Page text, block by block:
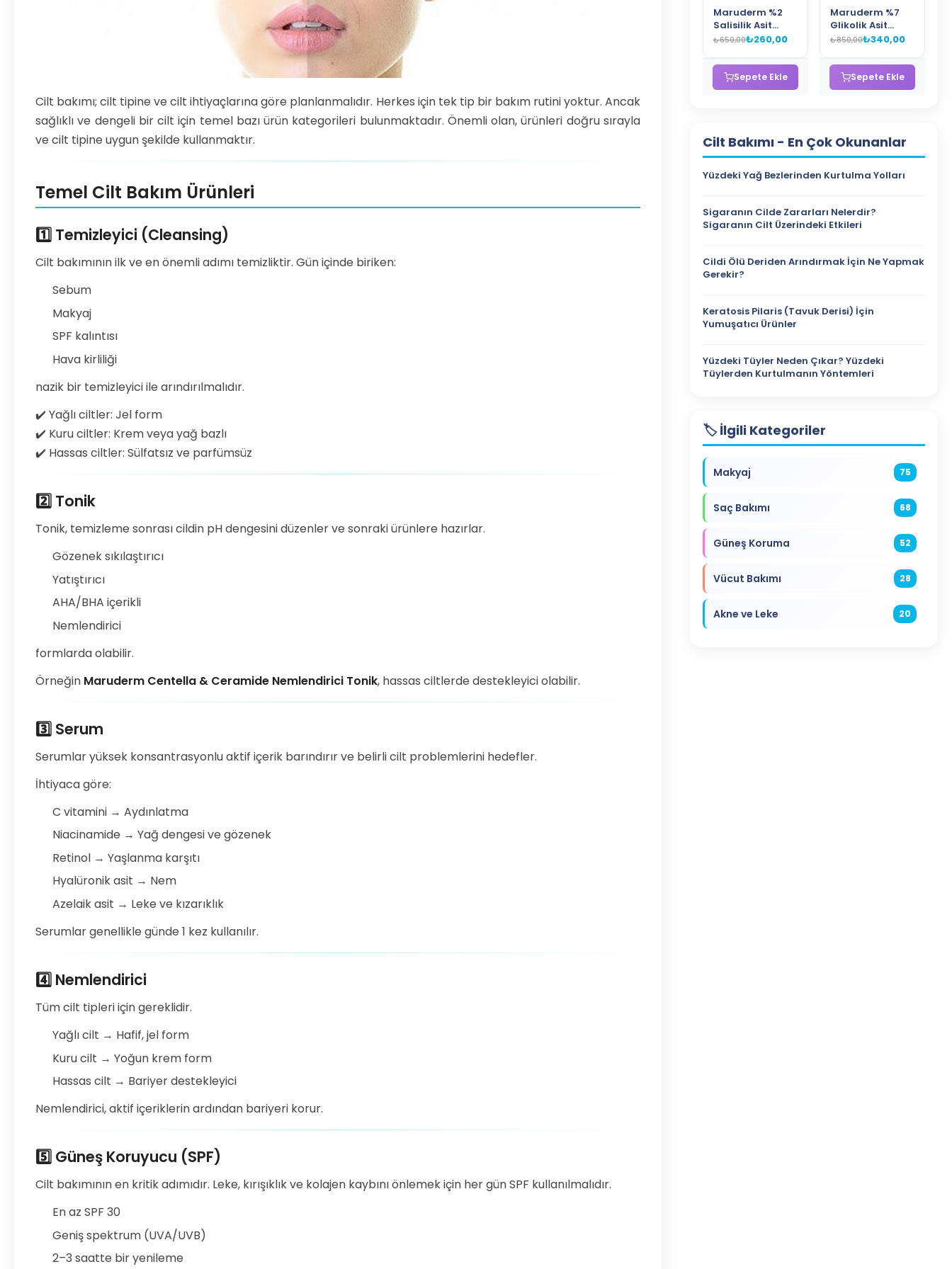
Cilt bakımı; cilt tipine ve cilt ihtiyaçlarına göre planlanmalıdır. Herkes için tek tip bir bakım rutini yoktur. Ancak
sağlıklı ve dengeli bir cilt için temel bazı ürün kategorileri bulunmaktadır. Önemli olan, ürünleri doğru sırayla
ve cilt tipine uygun şekilde kullanmaktır.
Temel Cilt Bakım Ürünleri
1️⃣ Temizleyici (Cleansing)
Cilt bakımının ilk ve en önemli adımı temizliktir. Gün içinde biriken:
Sebum
Makyaj
SPF kalıntısı
Hava kirliliği
nazik bir temizleyici ile arındırılmalıdır.
✔️ Yağlı ciltler: Jel form
✔️ Kuru ciltler: Krem veya yağ bazlı
✔️ Hassas ciltler: Sülfatsız ve parfümsüz
2️⃣ Tonik
Tonik, temizleme sonrası cildin pH dengesini düzenler ve sonraki ürünlere hazırlar.
Gözenek sıkılaştırıcı
Yatıştırıcı
AHA/BHA içerikli
Nemlendirici
formlarda olabilir.
Örneğin Maruderm Centella & Ceramide Nemlendirici Tonik, hassas ciltlerde destekleyici olabilir.
3️⃣ Serum
Serumlar yüksek konsantrasyonlu aktif içerik barındırır ve belirli cilt problemlerini hedefler.
İhtiyaca göre:
C vitamini → Aydınlatma
Niacinamide → Yağ dengesi ve gözenek
Retinol → Yaşlanma karşıtı
Hyalüronik asit → Nem
Azelaik asit → Leke ve kızarıklık
Serumlar genellikle günde 1 kez kullanılır.
4️⃣ Nemlendirici
Tüm cilt tipleri için gereklidir.
Yağlı cilt → Hafif, jel form
Kuru cilt → Yoğun krem form
Hassas cilt → Bariyer destekleyici
Nemlendirici, aktif içeriklerin ardından bariyeri korur.
5️⃣ Güneş Koruyucu (SPF)
Cilt bakımının en kritik adımıdır. Leke, kırışıklık ve kolajen kaybını önlemek için her gün SPF kullanılmalıdır.
En az SPF 30
Geniş spektrum (UVA/UVB)
2–3 saatte bir yenileme
Maruderm %2
Salisilik Asit
(BHA) Gözenek
Tonik – Siyah
Nokta Karşıtı
Arındırıcı Tonik
₺650,00₺260,00
Sepete Ekle
Maruderm %7
Glikolik Asit
Aydınlatıcı Tonik
Cilt Yenileyici
AHA Tonik 250
ML
₺850,00₺340,00
Sepete Ekle
Cilt Bakımı - En Çok Okunanlar
Yüzdeki Yağ Bezlerinden Kurtulma Yolları
Sigaranın Cilde Zararları Nelerdir?
Sigaranın Cilt Üzerindeki Etkileri
Cildi Ölü Deriden Arındırmak İçin Ne Yapmak
Gerekir?
Keratosis Pilaris (Tavuk Derisi) İçin
Yumuşatıcı Ürünler
Yüzdeki Tüyler Neden Çıkar? Yüzdeki
Tüylerden Kurtulmanın Yöntemleri
🏷️ İlgili Kategoriler
Makyaj 75
Saç Bakımı 68
Güneş Koruma 52
Vücut Bakımı 28
Akne ve Leke 20